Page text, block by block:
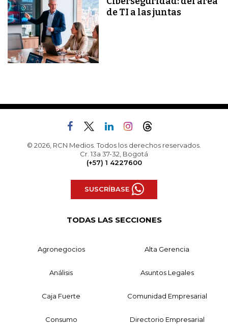
de TI a las juntas
© 2026, RCN Medios. Todos los derechos reservados.
Cr. 13a 37-32, Bogotá
(+57) 1 4227600
SUSCRÍBASE
TODAS LAS SECCIONES
Agronegocios Alta Gerencia
Análisis Asuntos Legales
Caja Fuerte Comunidad Empresarial
Consumo Directorio Empresarial